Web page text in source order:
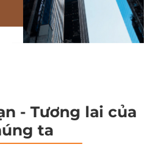
- Tương lai của
ta